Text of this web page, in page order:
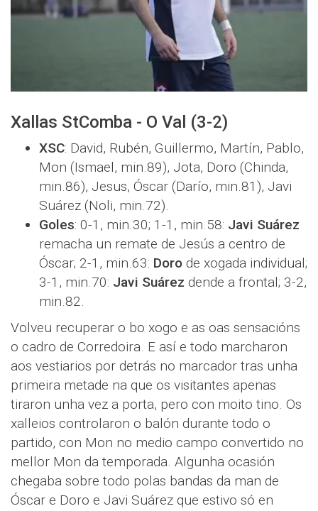
Xallas StComba - O Val (3-2)
XSC: David, Rubén, Guillermo, Martín, Pablo,
Mon (Ismael, min.89), Jota, Doro (Chinda,
min.86), Jesus, Óscar (Darío, min.81), Javi
Suárez (Noli, min.72).
Goles: 0-1, min.30; 1-1, min.58: Javi Suárez
remacha un remate de Jesús a centro de
Óscar; 2-1, min.63: Doro de xogada individual;
3-1, min.70: Javi Suárez dende a frontal; 3-2,
min.82.
Volveu recuperar o bo xogo e as oas sensacións
o cadro de Corredoira. E así e todo marcharon
aos vestiarios por detrás no marcador tras unha
primeira metade na que os visitantes apenas
tiraron unha vez a porta, pero con moito tino. Os
xalleios controlaron o balón durante todo o
partido, con Mon no medio campo convertido no
mellor Mon da temporada. Algunha ocasión
chegaba sobre todo polas bandas da man de
Óscar e Doro e Javi Suárez que estivo só en